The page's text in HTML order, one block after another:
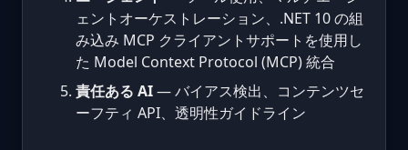
ェントオーケストレーション、.NET 10 の組
み込み MCP クライアントサポートを使用し
た Model Context Protocol (MCP) 統合
責任ある AI— バイアス検出、コンテンツセ
ーフティ API、透明性ガイドライン